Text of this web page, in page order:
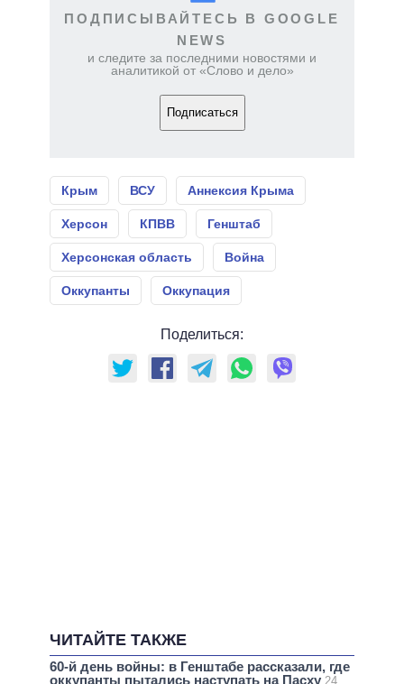
ПОДПИСЫВАЙТЕСЬ В GOOGLE
NEWS
и следите за последними новостями и
аналитикой от «Слово и дело»
Подписаться
Крым ВСУ Аннексия Крыма
Херсон КПВВ Генштаб
Херсонская область Война
Оккупанты Оккупация
Поделиться:
ЧИТАЙТЕ ТАКЖЕ
60-й день войны: в Генштабе рассказали, где
оккупанты пытались наступать на Пасху 24